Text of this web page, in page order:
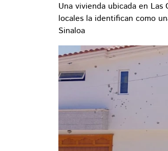
Una vivienda ubicada en
locales la identifican como
Sinaloa